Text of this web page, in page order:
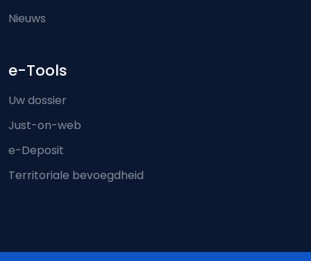
Nieuws
e-Tools
Uw dossier
Just-on-web
e-Deposit
Territoriale bevoegdheid